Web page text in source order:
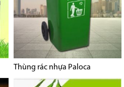
Thùng rác nhựa Paloca